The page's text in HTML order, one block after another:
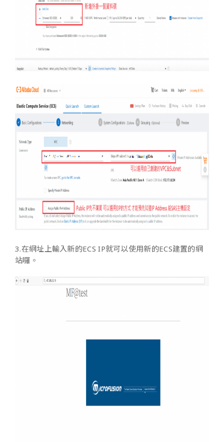
3.在網址上輸入新的ECS IP就可以使用新的ECS建置的網
站囉。